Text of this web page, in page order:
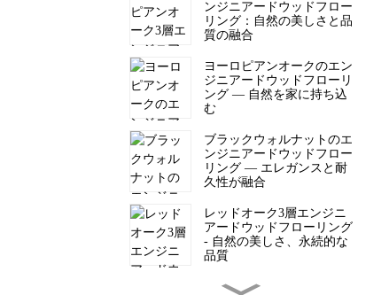
ンジニアードウッドフロー
リング：自然の美しさと品
質の融合
ヨーロピアンオークのエン
ジニアードウッドフローリ
ング — 自然を家に持ち込
む
ブラックウォルナットのエ
ンジニアードウッドフロー
リング — エレガンスと耐
久性が融合
レッドオーク3層エンジニ
アードウッドフローリング
- 自然の美しさ、永続的な
品質
レッドオークのエンジニア